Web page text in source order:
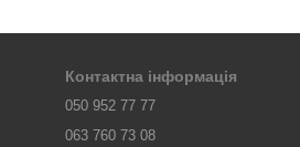
Контактна інформація
050 952 77 77
063 760 73 08